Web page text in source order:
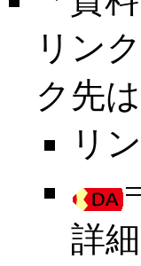
リン
ク先
リ
詳